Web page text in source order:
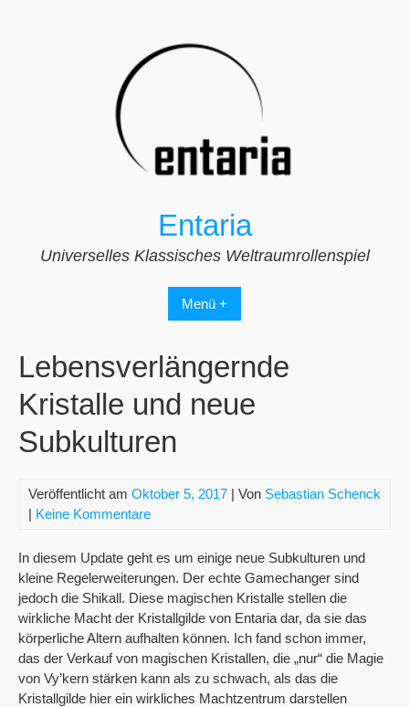
Entaria
Universelles Klassisches Weltraumrollenspiel
Menü +
Lebensverlängernde
Kristalle und neue
Subkulturen
Veröffentlicht am Oktober 5, 2017 | Von Sebastian Schenck
| Keine Kommentare
In diesem Update geht es um einige neue Subkulturen und
kleine Regelerweiterungen. Der echte Gamechanger sind
jedoch die Shikall. Diese magischen Kristalle stellen die
wirkliche Macht der Kristallgilde von Entaria dar, da sie das
körperliche Altern aufhalten können. Ich fand schon immer,
das der Verkauf von magischen Kristallen, die „nur“ die Magie
von Vy’kern stärken kann als zu schwach, als das die
Kristallgilde hier ein wirkliches Machtzentrum darstellen